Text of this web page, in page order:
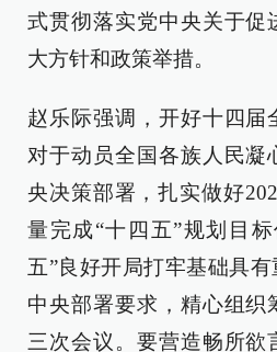
式贯彻落实党中央关于促
大方针和政策举措。
赵乐际强调，开好十四届
对于动员全国各族人民凝
央决策部署，扎实做好
量完成“十四五”规划目
五”良好开局打牢基础具
中央部署要求，精心组织
三次会议。要营造畅所欲